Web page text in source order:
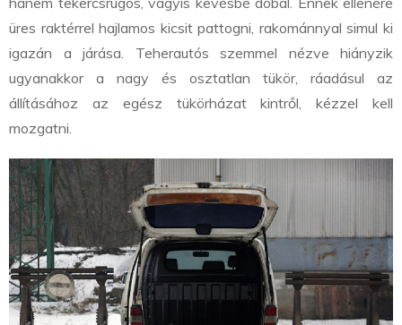
üres raktérrel hajlamos kicsit pattogni, rakománnyal simul ki
igazán a járása. Teherautós szemmel nézve hiányzik
ugyanakkor a nagy és osztatlan tükör, ráadásul az
állításához az egész tükörházat kintről, kézzel kell
mozgatni.